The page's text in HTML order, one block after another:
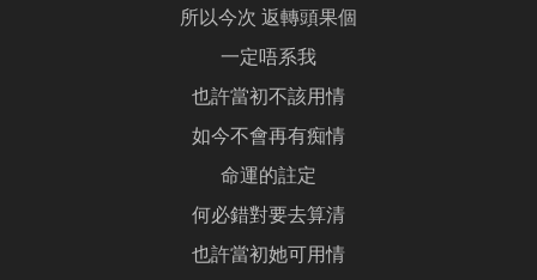
所以今次 返轉頭果個
一定唔系我
也許當初不該用情
如今不會再有痴情
命運的註定
何必錯對要去算清
也許當初她可用情